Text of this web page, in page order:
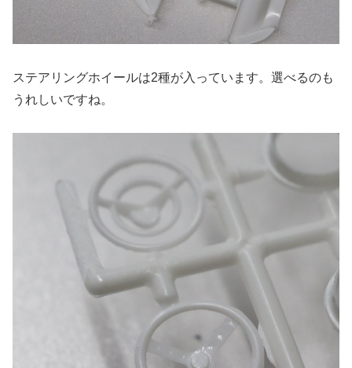
ステアリングホイールは2種が入っています。選べるのも
うれしいですね。